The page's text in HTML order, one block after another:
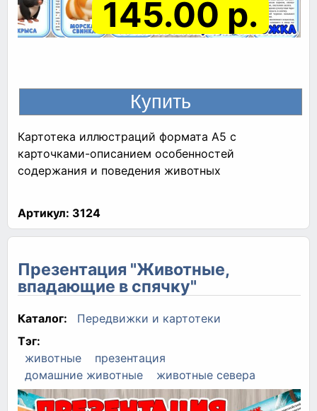
145.00 р.
Картотека иллюстраций формата А5 с
карточками-описанием особенностей
содержания и поведения животных
Артикул: 3124
Презентация "Животные,
впадающие в спячку"
Каталог:
Передвижки и картотеки
Тэг:
животные
презентация
домашние животные
животные севера